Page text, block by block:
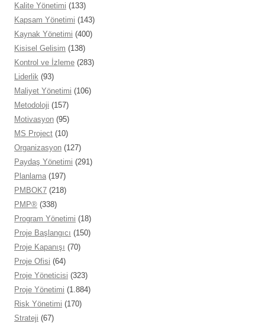
Kalite Yönetimi (133)
Kapsam Yönetimi (143)
Kaynak Yönetimi (400)
Kisisel Gelisim (138)
Kontrol ve İzleme (283)
Liderlik (93)
Maliyet Yönetimi (106)
Metodoloji (157)
Motivasyon (95)
MS Project (10)
Organizasyon (127)
Paydaş Yönetimi (291)
Planlama (197)
PMBOK7 (218)
PMP® (338)
Program Yönetimi (18)
Proje Başlangıcı (150)
Proje Kapanışı (70)
Proje Ofisi (64)
Proje Yöneticisi (323)
Proje Yönetimi (1.884)
Risk Yönetimi (170)
Strateji (67)